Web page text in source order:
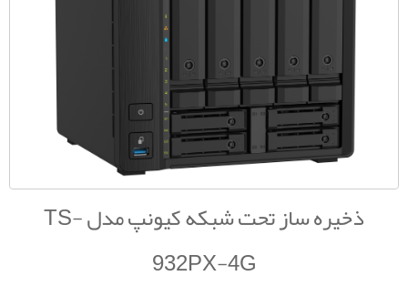
ذخیره ساز تحت شبکه کیونپ مدل TS-
932PX-4G